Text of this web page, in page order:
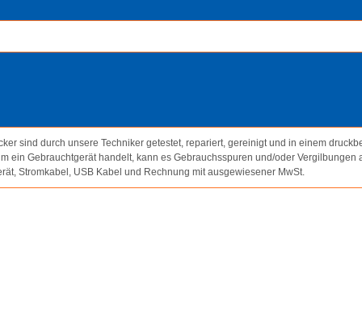
sind durch unsere Techniker getestet, repariert, gereinigt und in einem
ein Gebrauchtgerät handelt, kann es Gebrauchsspuren und/oder Vergilbungen
Stromkabel, USB Kabel und Rechnung mit ausgewiesener MwSt.